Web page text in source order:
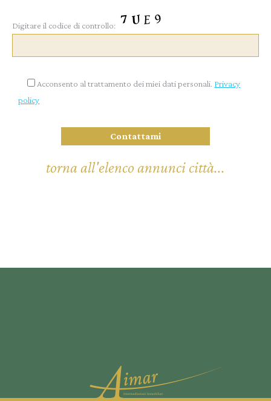
Digitare il codice di controllo:
Acconsento al trattamento dei miei dati personali. Privacy
policy
torna all'elenco annunci città...